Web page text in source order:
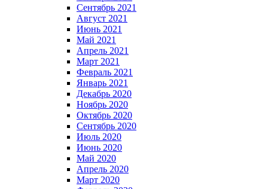
Сентябрь 2021
Август 2021
Июнь 2021
Май 2021
Апрель 2021
Март 2021
Февраль 2021
Январь 2021
Декабрь 2020
Ноябрь 2020
Октябрь 2020
Сентябрь 2020
Июль 2020
Июнь 2020
Май 2020
Апрель 2020
Март 2020